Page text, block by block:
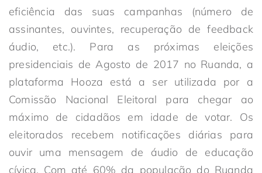
eficiência das suas campanhas (número de
assinantes, ouvintes, recuperação de feedback
áudio, etc.). Para as próximas eleições
presidenciais de Agosto de 2017 no Ruanda, a
plataforma Hooza está a ser utilizada por a
Comissão Nacional Eleitoral para chegar ao
máximo de cidadãos em idade de votar. Os
eleitorados recebem notificações diárias para
ouvir uma mensagem de áudio de educação
cívica. Com até 60% da população do Ruanda